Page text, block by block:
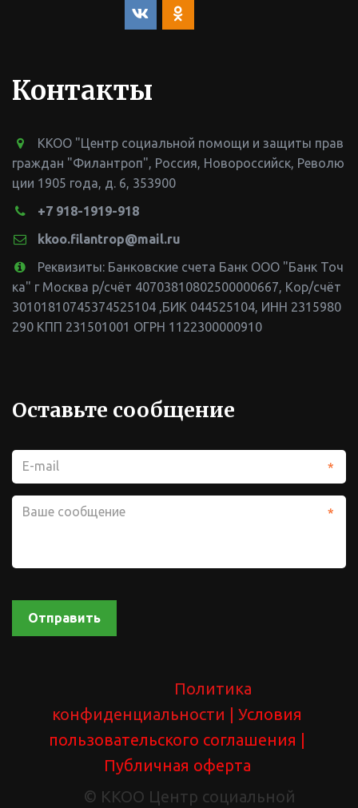
Контакты
ККОО "Центр социальной помощи и защиты прав
граждан "Филантроп", Россия, Новороссийск, Револю
ции 1905 года, д. 6, 353900
+7 918-1919-918
kkoo.filantrop@mail.ru
Реквизиты: Банковские счета Банк ООО "Банк Точ
ка" г Москва р/счёт 40703810802500000667, Кор/счёт
30101810745374525104 ,БИК 044525104, ИНН 2315980
290 КПП 231501001 ОГРН 1122300000910
Оставьте сообщение
*
*
Отправить
Политика
конфиденциальности
| Условия
пользовательского соглашения
Публичная оферта